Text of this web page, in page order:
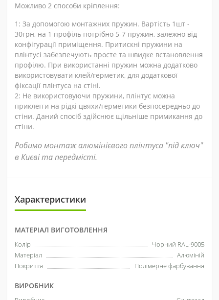
Можливо 2 способи кріплення:
1: За допомогою монтажних пружин. Вартість 1шт -
30грн, на 1 профіль потрібно 5-7 пружин, залежно від
конфігурації приміщення. Притискні пружини на
плінтусі забезпечують просте та швидке встановлення
профілю. При використанні пружин можна додатково
використовувати клей/герметик, для додаткової
фіксації плінтуса на стіні.
2: Не використовуючи пружини, плінтус можна
приклеїти на рідкі цвяхи/герметики безпосередньо до
стіни. Даний спосіб здійснює щільніше примикання до
стіни.
Робимо монтаж алюмінієвого плінтуса "під ключ"
в Києві та передмісті.
Характеристики
МАТЕРІАЛ ВИГОТОВЛЕННЯ
Колір
Чорний RAL-9005
Матеріал
Алюміній
Покриття
Полімерне фарбування
ВИРОБНИК